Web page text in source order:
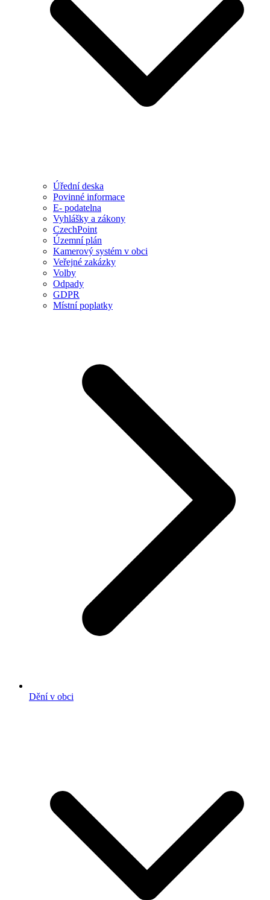
Úřední deska
Povinné informace
E- podatelna
Vyhlášky a zákony
CzechPoint
Územní plán
Kamerový systém v obci
Veřejné zakázky
Volby
Odpady
GDPR
Místní poplatky
Dění v obci